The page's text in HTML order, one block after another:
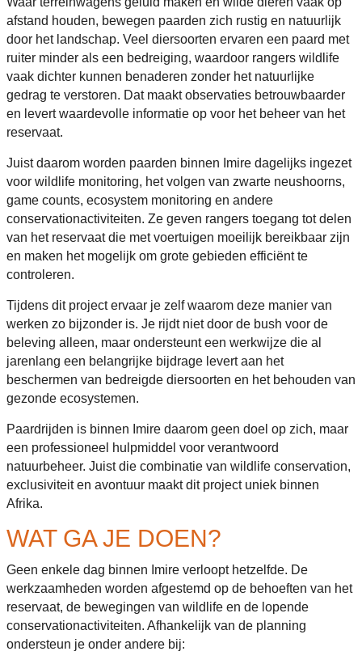
afstand houden, bewegen paarden zich rustig en natuurlijk
door het landschap. Veel diersoorten ervaren een paard met
ruiter minder als een bedreiging, waardoor rangers wildlife
vaak dichter kunnen benaderen zonder het natuurlijke
gedrag te verstoren. Dat maakt observaties betrouwbaarder
en levert waardevolle informatie op voor het beheer van het
reservaat.
Juist daarom worden paarden binnen Imire dagelijks ingezet
voor wildlife monitoring, het volgen van zwarte neushoorns,
game counts, ecosystem monitoring en andere
conservationactiviteiten. Ze geven rangers toegang tot delen
van het reservaat die met voertuigen moeilijk bereikbaar zijn
en maken het mogelijk om grote gebieden efficiënt te
controleren.
Tijdens dit project ervaar je zelf waarom deze manier van
werken zo bijzonder is. Je rijdt niet door de bush voor de
beleving alleen, maar ondersteunt een werkwijze die al
jarenlang een belangrijke bijdrage levert aan het
beschermen van bedreigde diersoorten en het behouden van
gezonde ecosystemen.
Paardrijden is binnen Imire daarom geen doel op zich, maar
een professioneel hulpmiddel voor verantwoord
natuurbeheer. Juist die combinatie van wildlife conservation,
exclusiviteit en avontuur maakt dit project uniek binnen
Afrika.
WAT GA JE DOEN?
Geen enkele dag binnen Imire verloopt hetzelfde. De
werkzaamheden worden afgestemd op de behoeften van het
reservaat, de bewegingen van wildlife en de lopende
conservationactiviteiten. Afhankelijk van de planning
ondersteun je onder andere bij: